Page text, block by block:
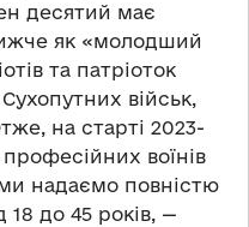
десятий має
як «молодший
та патріоток
військ,
на старті 2023-
воїнів
надаємо повністю
18 до 45 років, —